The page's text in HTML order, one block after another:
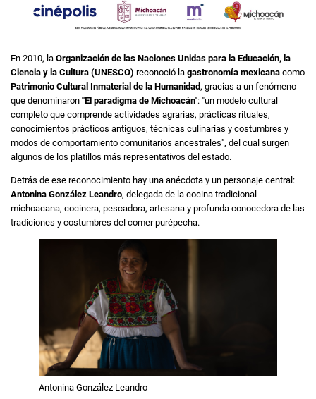
En 2010, la Organización de las Naciones Unidas para la Educación, la
Ciencia y la Cultura (UNESCO) reconoció la gastronomía mexicana como
Patrimonio Cultural Inmaterial de la Humanidad, gracias a un fenómeno
que denominaron "El paradigma de Michoacán": "un modelo cultural
completo que comprende actividades agrarias, prácticas rituales,
conocimientos prácticos antiguos, técnicas culinarias y costumbres y
modos de comportamiento comunitarios ancestrales", del cual surgen
algunos de los platillos más representativos del estado.
Detrás de ese reconocimiento hay una anécdota y un personaje central:
Antonina González Leandro, delegada de la cocina tradicional
michoacana, cocinera, pescadora, artesana y profunda conocedora de las
tradiciones y costumbres del comer purépecha.
Antonina González Leandro